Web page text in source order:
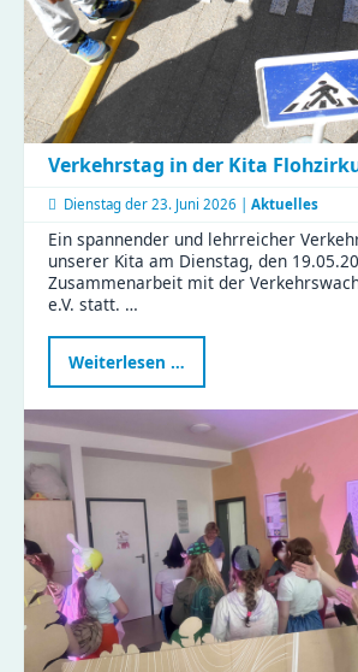
Verkehrstag in der Kita
Dienstag der 23. Juni 2026 | Aktuelles
Ein spannender und lehrreicher
unserer Kita am Dienstag, den
Zusammenarbeit mit der
e.V. statt. …
Weiterlesen …
in
der
Kita
Flohzirkus